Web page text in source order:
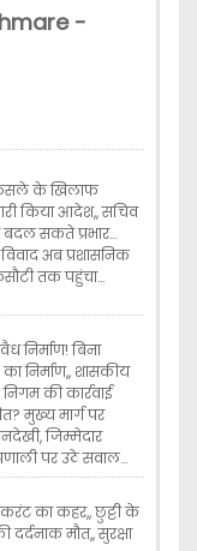
-
के खिलाफ
किया आदेश,, सचिव
बदल सकते प्रभार…
अब प्रशासनिक
तक पहुंचा…
निर्माण! बिना
निर्माण,, शासकीय
की कार्रवाई
मुख्य मार्ग पर
जिम्मेदार
पर उठे सवाल…
का कहर,, छुट्टी के
मौत,, सुरक्षा